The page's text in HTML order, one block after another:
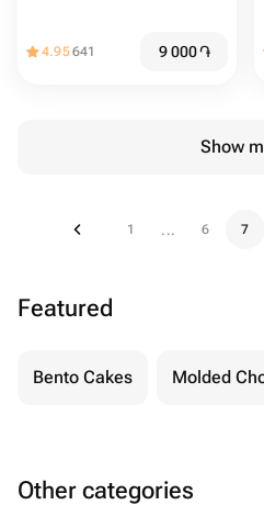
4.95641 9 000֏
Show
1 ... 6 7
Featured
Bento Cakes Molded
Other categories